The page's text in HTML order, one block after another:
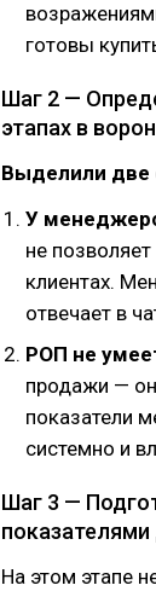
готовы
Шаг 2 —
этапах в
Выделили две
У
не
клиентах.
отвечает в
РОП не
продажи —
показатели
системно и
Шаг 3 —
На этом этапе